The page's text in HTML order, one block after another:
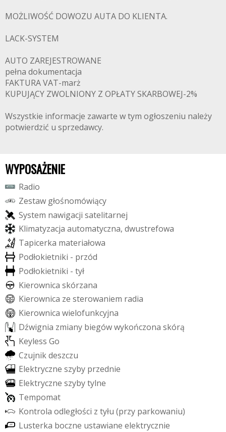
MOŻLIWOŚĆ DOWOZU AUTA DO KLIENTA.
LACK-SYSTEM
AUTO ZAREJESTROWANE
pełna dokumentacja
FAKTURA VAT-marż
KUPUJĄCY ZWOLNIONY Z OPŁATY SKARBOWEJ-2%
Wszystkie informacje zawarte w tym ogłoszeniu należy
potwierdzić u sprzedawcy.
WYPOSAŻENIE
Radio
Zestaw głośnomówiący
System nawigacji satelitarnej
Klimatyzacja automatyczna, dwustrefowa
Tapicerka materiałowa
Podłokietniki - przód
Podłokietniki - tył
Kierownica skórzana
Kierownica ze sterowaniem radia
Kierownica wielofunkcyjna
Dźwignia zmiany biegówwykończona skórą
Keyless Go
Czujnikdeszczu
Elektryczne szyby przednie
Elektryczne szybytylne
Tempomat
Kontrola odległości z tyłu (przy parkowaniu)
Lusterka boczne ustawiane elektrycznie